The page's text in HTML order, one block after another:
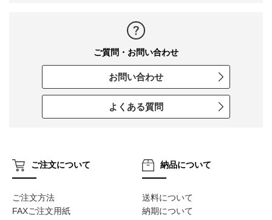
ご質問・お問い合わせ
お問い合わせ
よくある質問
ご注文について
ご注文方法
FAXご注文用紙
納品について
送料について
納期について